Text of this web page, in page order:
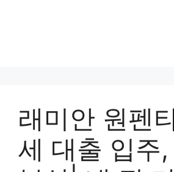
래미안 원펜
세 대출 입주,